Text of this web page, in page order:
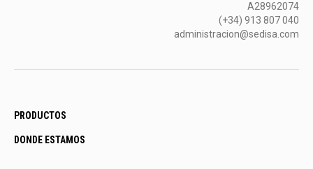
A28962074
(+34) 913 807 040
administracion@sedisa.com
PRODUCTOS
DONDE ESTAMOS